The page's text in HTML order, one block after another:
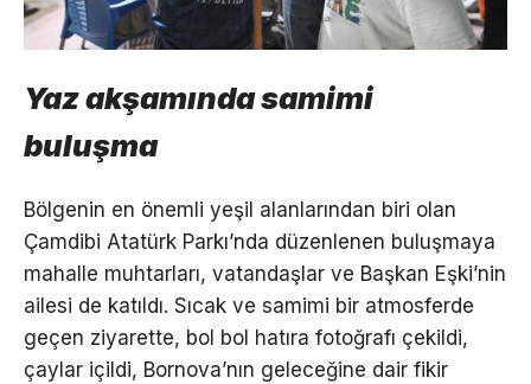
Yaz akşamında samimi
buluşma
Bölgenin en önemli yeşil alanlarından biri olan
Çamdibi Atatürk Parkı’nda düzenlenen buluşmaya
mahalle muhtarları, vatandaşlar ve Başkan Eşki’nin
ailesi de katıldı. Sıcak ve samimi bir atmosferde
geçen ziyarette, bol bol hatıra fotoğrafı çekildi,
çaylar içildi, Bornova’nın geleceğine dair fikir